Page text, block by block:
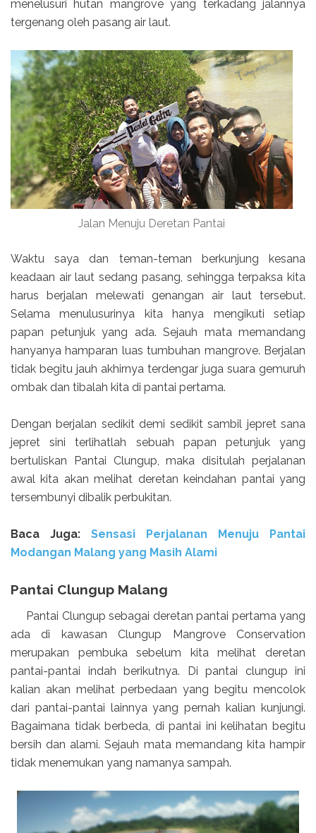
menelusuri hutan mangrove yang terkadang jalannya
tergenang oleh pasang air laut.
Jalan Menuju Deretan Pantai
Waktu saya dan teman-teman berkunjung kesana
keadaan air laut sedang pasang, sehingga terpaksa kita
harus berjalan melewati genangan air laut tersebut.
Selama menulusurinya kita hanya mengikuti setiap
papan petunjuk yang ada. Sejauh mata memandang
hanyanya hamparan luas tumbuhan mangrove. Berjalan
tidak begitu jauh akhirnya terdengar juga suara gemuruh
ombak dan tibalah kita di pantai pertama.
Dengan berjalan sedikit demi sedikit sambil jepret sana
jepret sini terlihatlah sebuah papan petunjuk yang
bertuliskan Pantai Clungup, maka disitulah perjalanan
awal kita akan melihat deretan keindahan pantai yang
tersembunyi dibalik perbukitan.
Baca Juga: Sensasi Perjalanan Menuju Pantai
Modangan Malang yang Masih Alami
Pantai Clungup Malang
Pantai Clungup sebagai deretan pantai pertama yang
ada di kawasan Clungup Mangrove Conservation
merupakan pembuka sebelum kita melihat deretan
pantai-pantai indah berikutnya. Di pantai clungup ini
kalian akan melihat perbedaan yang begitu mencolok
dari pantai-pantai lainnya yang pernah kalian kunjungi.
Bagaimana tidak berbeda, di pantai ini kelihatan begitu
bersih dan alami. Sejauh mata memandang kita hampir
tidak menemukan yang namanya sampah.